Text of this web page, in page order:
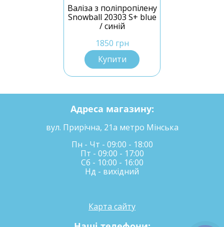
Валіза з поліпропілену
Snowball 20303 S+ blue
/ синій
1850 грн
Купити
Адреса магазину:
вул. Прирічна, 21а метро Мінська
Пн - Чт - 09:00 - 18:00
Пт - 09:00 - 17:00
Сб - 10:00 - 16:00
Нд - вихідний
Карта сайту